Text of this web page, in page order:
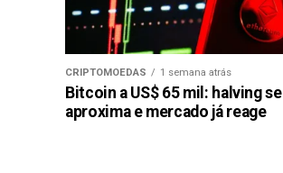
CRIPTOMOEDAS 1 semana atrás
Bitcoin a US$ 65 mil: halving se
aproxima e mercado já reage